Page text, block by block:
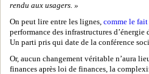
rendu aux usagers. »
On peut lire entre les lignes, comme le
performance des infrastructures d’énergie
Un parti pris qui date de la conférence
Or, aucun changement véritable n’aura
finances après loi de finances, la